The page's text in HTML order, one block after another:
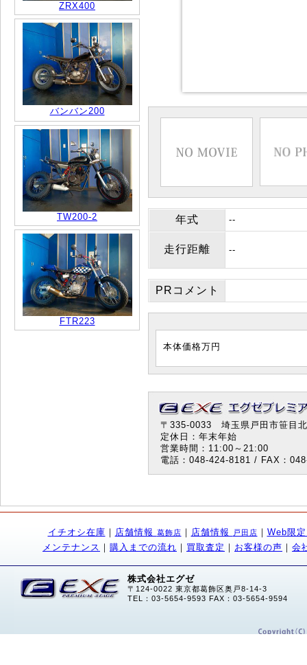
ZRX400
バンバン200
TW200-2
FTR223
年式 --
走行距離 --
PRコメント
本体価格万円
〒335-0033 埼玉県戸田市笹目
定休日：年末年始
営業時間：11:00～21:00
電話：048-424-8181 / FAX：
イチオシ在庫 ｜ 店舗情報 葛飾店 ｜ 店舗情報 戸田店 ｜ Web限
メンテナンス ｜ 購入までの流れ ｜ 買取査定 ｜ お客様の声 ｜ 会
株式会社エグゼ
〒124-0022 東京都葛飾区奥戸8-14-3
TEL：03-5654-9593 FAX：03-5654-9594